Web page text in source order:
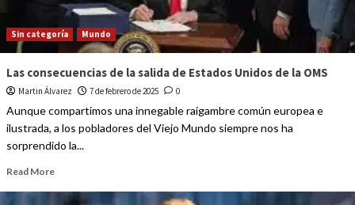
Sin categoría Mundo
Las consecuencias de la salida de Estados Unidos de la OMS
Martin Álvarez 7 de febrero de 2025 0
Aunque compartimos una innegable raigambre común europea e
ilustrada, a los pobladores del Viejo Mundo siempre nos ha
sorprendido la...
Read More